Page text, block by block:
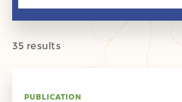
35 results
PUBLICATION